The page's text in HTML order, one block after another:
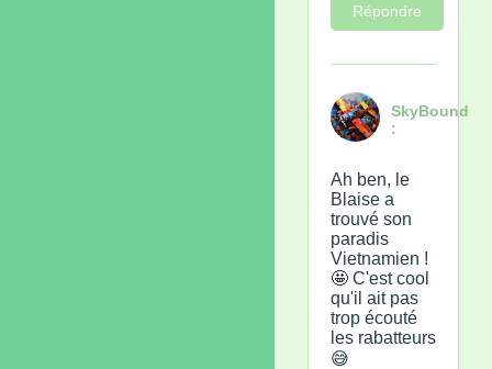
Répondre
SkyBound
:
Ah ben, le
Blaise a
trouvé son
paradis
Vietnamien !
🤩 C'est cool
qu'il ait pas
trop écouté
les rabatteurs
😅